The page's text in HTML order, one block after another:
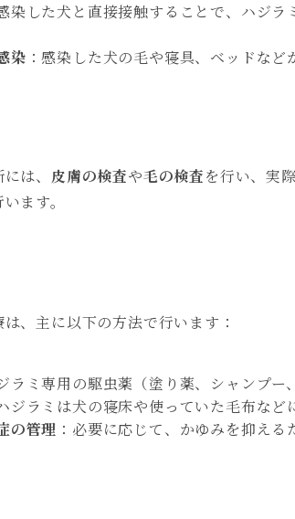
染した犬と直接接触することで、ハジ
染 ：感染した犬の毛や寝具、ベッドなど
は、 皮膚の検査や毛の検査を行い、実
ます。
、主に以下の方法で行います：
ラミ専用の駆虫薬（塗り薬、シャンプ
ジラミは犬の寝床や使っていた毛布な
の管理 ：必要に応じて、かゆみを抑え